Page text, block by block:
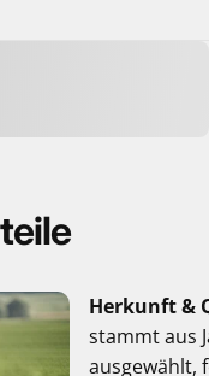
Herkunft &
stammt aus
ausgewählt,